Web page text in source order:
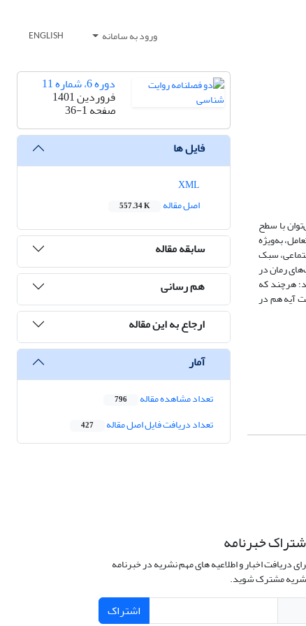
ورود به سامانه ENGLISH
با سطح
به‌ویژه
سبک
رمان در
هرچند که
آیه هم در
دوره 6، شماره 11
فروردین 1401
صفحه36-1
فایل ها
اصل مقاله
557.34 K
سابقه مقاله
هم رسانی
ارجاع به این مقاله
آمار
تعداد مشاهده مقاله 796
تعداد دریافت فایل اصل مقاله 427
خبرنامه
دریافت اخبار و اطلاعیه های مهم نشریه در خبرنامه
مشترک شوید.
اشتراک